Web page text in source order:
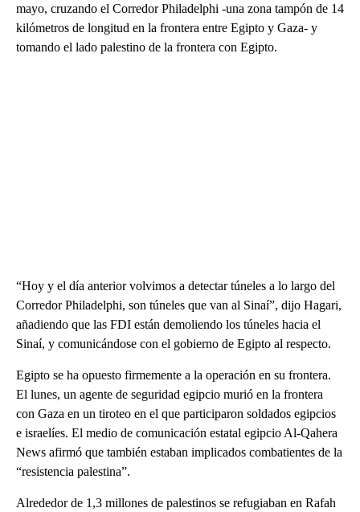
mayo, cruzando el Corredor Philadelphi -una zona tampón de 14
kilómetros de longitud en la frontera entre Egipto y Gaza- y
tomando el lado palestino de la frontera con Egipto.
“Hoy y el día anterior volvimos a detectar túneles a lo largo del
Corredor Philadelphi, son túneles que van al Sinaí”, dijo Hagari,
añadiendo que las FDI están demoliendo los túneles hacia el
Sinaí, y comunicándose con el gobierno de Egipto al respecto.
Egipto se ha opuesto firmemente a la operación en su frontera.
El lunes, un agente de seguridad egipcio murió en la frontera
con Gaza en un tiroteo en el que participaron soldados egipcios
e israelíes. El medio de comunicación estatal egipcio Al-Qahera
News afirmó que también estaban implicados combatientes de la
“resistencia palestina”.
Alrededor de 1,3 millones de palestinos se refugiaban en Rafah